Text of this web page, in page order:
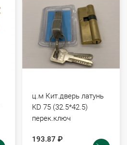
ц.м Кит.дверь латунь
KD 75 (32.5*42.5)
перек.ключ
193.87 ₽